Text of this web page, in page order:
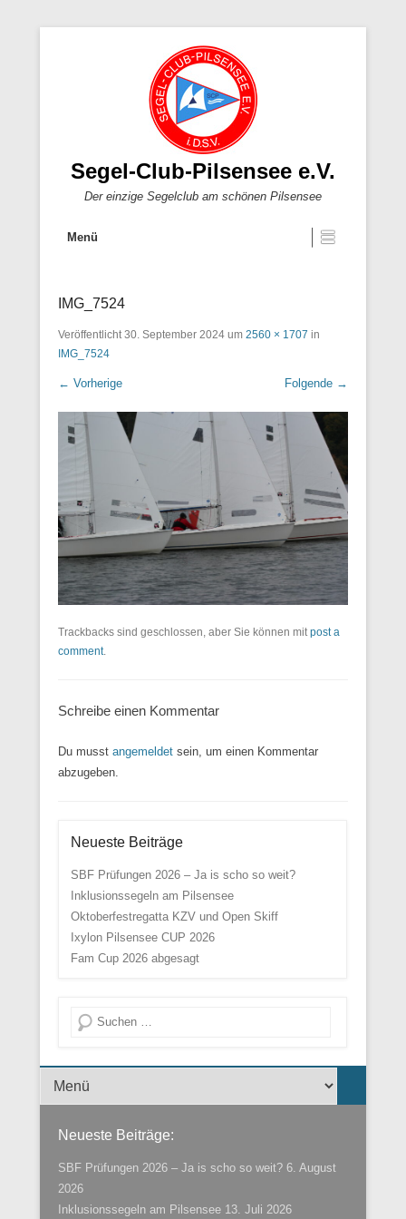
Segel-Club-Pilsensee e.V.
Der einzige Segelclub am schönen Pilsensee
Menü
IMG_7524
Veröffentlicht30. September 2024 um 2560 × 1707 in
IMG_7524
← Vorherige Folgende →
Trackbacks sind geschlossen, aber Sie können mitpost a
comment.
Schreibe einen Kommentar
Du musst angemeldet sein, um einen Kommentar
abzugeben.
Neueste Beiträge
SBF Prüfungen 2026 – Ja is scho so weit?
Inklusionssegeln am Pilsensee
Oktoberfestregatta KZV und Open Skiff
Ixylon Pilsensee CUP 2026
Fam Cup 2026 abgesagt
Suche
Menü der Fußzeile
Neueste Beiträge:
SBF Prüfungen 2026 – Ja is scho so weit? 6. August
2026
Inklusionssegeln am Pilsensee 13. Juli 2026